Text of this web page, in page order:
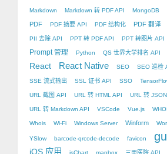
Markdown Markdown 转 PDF API MongoDB
PDF PDF 摘要 API PDF 结构化 PDF 翻译
PII 去除 API PPT 转 PDF API PPT 转图片 API
Prompt 管理
Python QS 世界大学排名 API
React React Native SEO SEO 巡检
SSE 流式输出 SSL 证书 API SSO
URL 截图 API URL 转 HTML API URL 转
URL 转 Markdown API VSCode Vue.js
Whois Wi-Fi Windows Server Winform
YSlow barcode-qrcode-decode favicon
iOS 应用 jsChart mapbox 三甲医院 API